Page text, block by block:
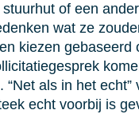
of een
wat ze
kiezen
als in het
echt voorbij is